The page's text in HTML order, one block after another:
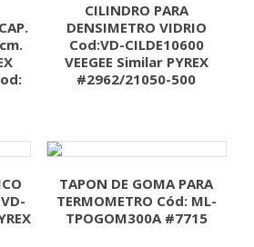
CILINDRO PARA
DENSIMETRO VIDRIO
Cod:VD-CILDE10600
VEEGEE Similar PYREX
#2962/21050-500
TAPON DE GOMA PARA
TERMOMETRO Cód: ML-
TPOGOM300A #7715